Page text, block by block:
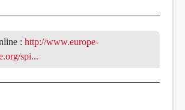
:http://www.europe-
spi...